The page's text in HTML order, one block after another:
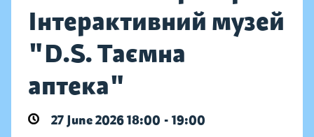
Інтерактивний музей
"D.S. Таємна
аптека"
27 June 2026 18:00 - 19:00